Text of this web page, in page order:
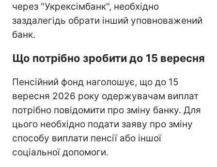
через "Укрексімбанк", необхідно
заздалегідь обрати інший уповноважений
банк.
Що потрібно зробити до 15 вересня
Пенсійний фонд наголошує, що до 15
вересня 2026 року одержувачам виплат
потрібно повідомити про зміну банку. Для
цього необхідно подати заяву про зміну
способу виплати пенсії або іншої
соціальної допомоги.